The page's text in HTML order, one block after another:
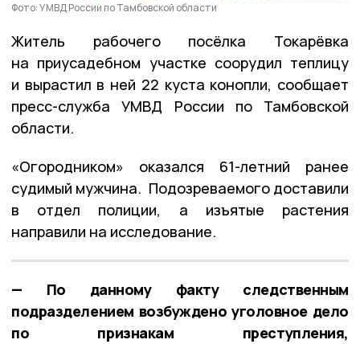
Фото: УМВД России по Тамбовской области
Житель рабочего посёлка Токарёвка
на приусадебном участке соорудил теплицу
и вырастил в ней 22 куста конопли, сообщает
пресс-служба УМВД России по Тамбовской
области.
«Огородником» оказался 61-летний ранее
судимый мужчина. Подозреваемого доставили
в отдел полиции, а изъятые растения
направили на исследование.
— По данному факту следственным
подразделением возбуждено уголовное дело
по признакам преступления,